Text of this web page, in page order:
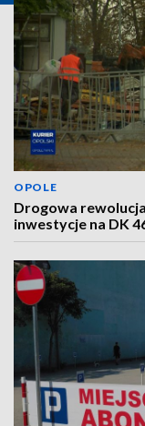
OPOLE
Drogowa
inwestycje na DK